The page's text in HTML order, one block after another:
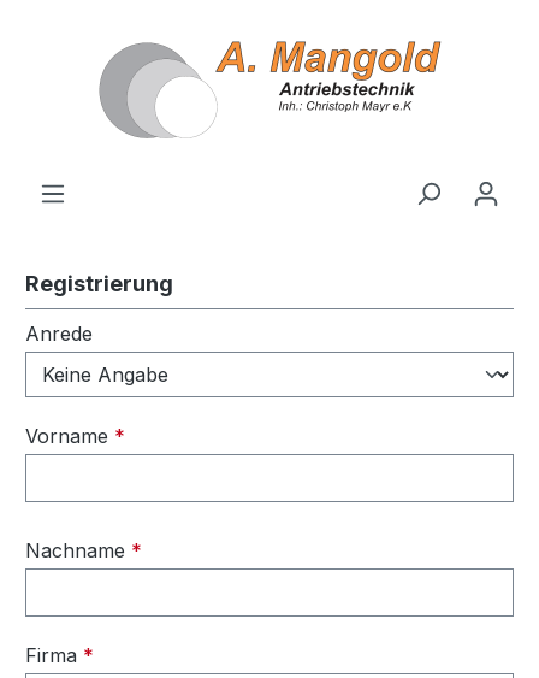
Registrierung
Persönliche Informationen
Anrede
Vorname *
Nachname *
Firma *